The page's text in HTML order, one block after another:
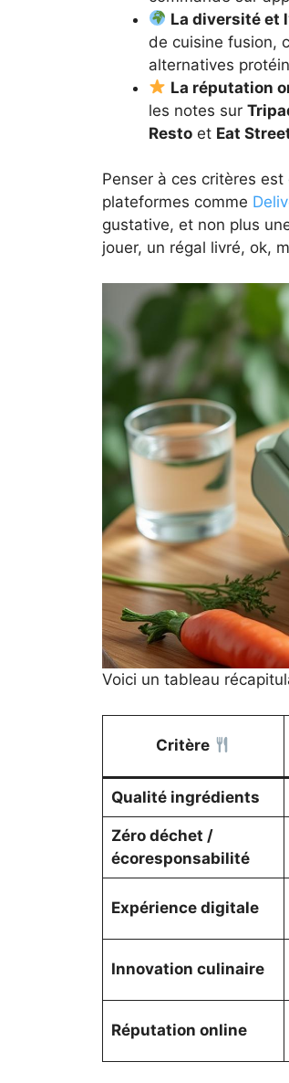
La diversité et
de cuisine fusion,
alternatives
La réputation
les notes sur
Resto et Eat
Penser à ces critères
plateformes comme
gustative, et non plus
jouer, un régal livré, ok,
Voici un tableau
Critère
Qualité ingrédients
Zéro déchet /
écoresponsabilité
Expérience digitale
Innovation culinaire
Réputation online